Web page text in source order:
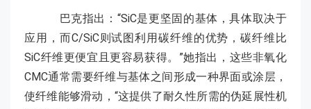
巴克指出：“SiC是更坚固的基体，具体取决于
应用，而C/SiC则试图利用碳纤维的优势，碳纤维比
SiC纤维更便宜且更容易获得。”她指出，这些非氧化
CMC通常需要纤维与基体之间形成一种界面或涂层，
使纤维能够滑动，“这提供了耐久性所需的伪延展性机